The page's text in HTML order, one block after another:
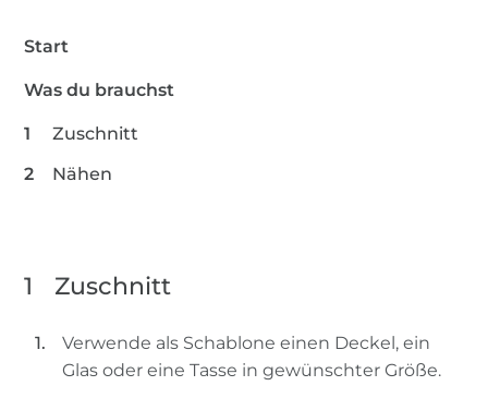
Start
Was du brauchst
Zuschnitt
Nähen
1 Zuschnitt
Verwende als Schablone einen Deckel, ein
Glas oder eine Tasse in gewünschter Größe.